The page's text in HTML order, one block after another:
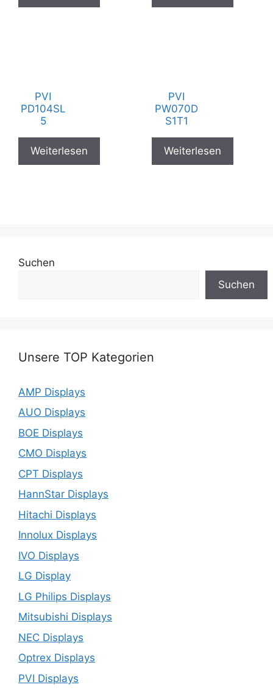
PVI
PD104SL
5
Weiterlesen
PVI
PW070D
S1T1
Weiterlesen
Suchen
Suchen
Unsere TOP Kategorien
AMP Displays
AUO Displays
BOE Displays
CMO Displays
CPT Displays
HannStar Displays
Hitachi Displays
Innolux Displays
IVO Displays
LG Display
LG Philips Displays
Mitsubishi Displays
NEC Displays
Optrex Displays
PVI Displays